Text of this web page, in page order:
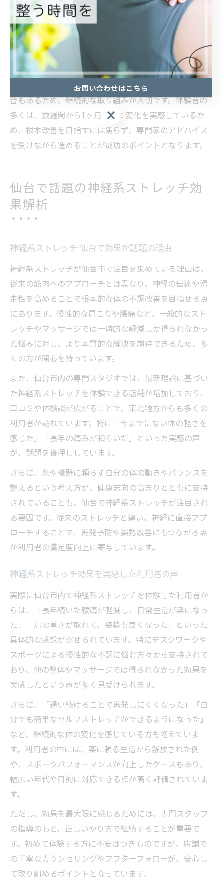
また、「初回のカウンセリングで自分の姿勢のクセに気
付き、正しい動作を意識できるようになった」「自宅で
続けられるストレッチを教えてもらい、無理なく改善で
きた」という体験談も多いです。年齢や性別を問わず、
幅広い層から効果を実感する声が集まっています。
一方で、即効性を期待しすぎると物足りなさを感じる場
合もあるため、継続的な取り組みが大切です。体験者の
多くは、数週間から1ヶ月程度で変化を実感しているた
め、根本改善を目指すには焦らず、専門家のアドバイス
を受けながら進めることが成功のポイントとなります。
仙台で話題の神経系ストレッチ効
果解析
神経系ストレッチ 仙台で効果が話題の理由
神経系ストレッチが仙台市で注目を集めている理由は、
従来の筋肉へのアプローチとは異なり、神経の伝達や滑
走性を高めることで根本的な体の不調改善を目指せる点
にあります。慢性的な肩こりや腰痛など、一般的なスト
レッチやマッサージでは一時的な軽減しか得られなかっ
た悩みに対し、より本質的な解決を期待できるため、多
くの方が関心を持っています。
また、仙台市内の専門スタジオでは、最新理論に基づい
た神経系ストレッチを体験できる店舗が増加しており、
口コミや体験談が広がることで、東北地方からも多くの
利用者が訪れています。特に「今までにない体の軽さを
感じた」「長年の痛みが和らいだ」といった実感の声
が、話題を後押ししています。
さらに、薬や機器に頼らず自分の体の動きやバランスを
整えるという考え方が、健康志向の高まりとともに支持
されていることも、仙台で神経系ストレッチが注目され
る要因です。従来のストレッチと違い、神経に直接アプ
ローチすることで、再発予防や姿勢改善にもつながる点
が利用者の満足度向上に寄与しています。
神経系ストレッチ効果を実感した利用者の声
実際に仙台市内で神経系ストレッチを体験した利用者か
らは、「長年続いた腰痛が軽減し、日常生活が楽になっ
た」「肩の重さが取れて、姿勢も良くなった」といった
具体的な感想が寄せられています。特にデスクワークや
スポーツによる慢性的な不調に悩む方々から支持されて
おり、他の整体やマッサージでは得られなかった効果を
実感したという声が多く見受けられます。
さらに、「通い続けることで再発しにくくなった」「自
分でも簡単なセルフストレッチができるようになった」
など、継続的な体の変化を感じている方も増えていま
す。利用者の中には、薬に頼る生活から解放された例
や、スポーツパフォーマンスが向上したケースもあり、
幅広い年代や目的に対応できる点が高く評価されていま
す。
ただし、効果を最大限に感じるためには、専門スタッフ
の指導のもと、正しいやり方で継続することが重要で
す。初めて体験する方に不安はつきものですが、店舗で
の丁寧なカウンセリングやアフターフォローが、安心し
て取り組めるポイントとなっています。
お問い合わせはこちら